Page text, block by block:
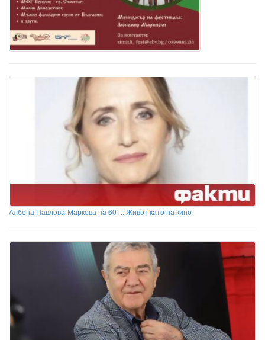
Албена Павлова-Маркова на 60 г.: Живот като на кино